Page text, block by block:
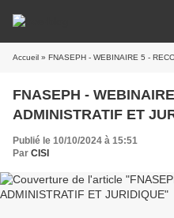
Accueil » FNASEPH - WEBINAIRE 5 -
FNASEPH -
ADMINISTRATIF ET
Publié le 10/10/2024 à 15:51
Par CISI